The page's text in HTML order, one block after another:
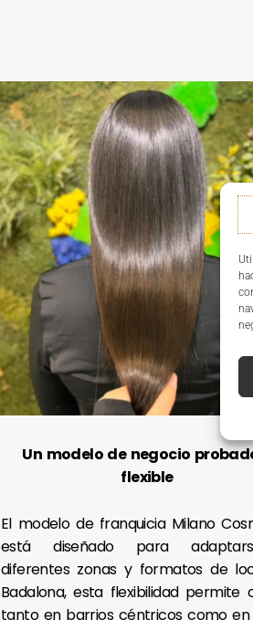
Un modelo de negocio
flexible
El modelo de franquicia Milano
está diseñado para
diferentes zonas y formatos de
Badalona, esta flexibilidad permite
tanto en barrios céntricos como en